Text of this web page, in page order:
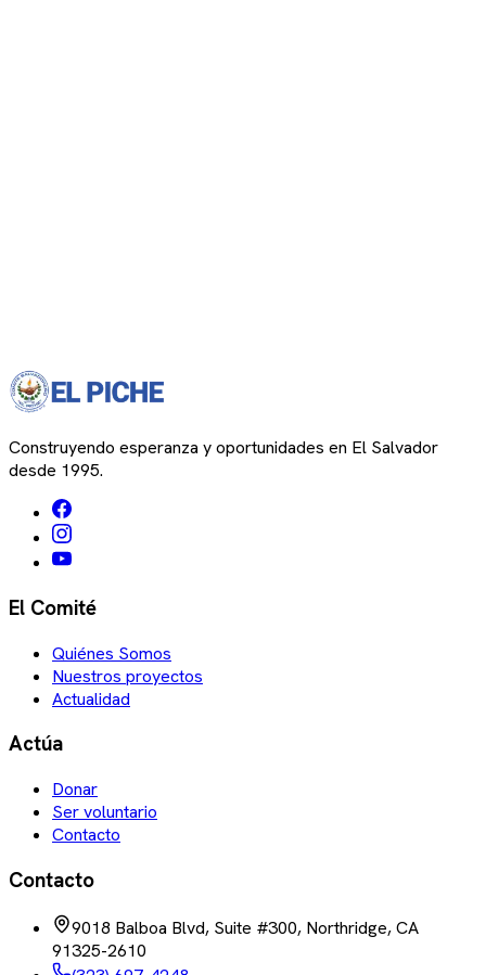
Construyendo esperanza y oportunidades en El Salvador
desde 1995.
El Comité
Quiénes Somos
Nuestros proyectos
Actualidad
Actúa
Donar
Ser voluntario
Contacto
Contacto
9018 Balboa Blvd, Suite #300, Northridge, CA
91325-2610